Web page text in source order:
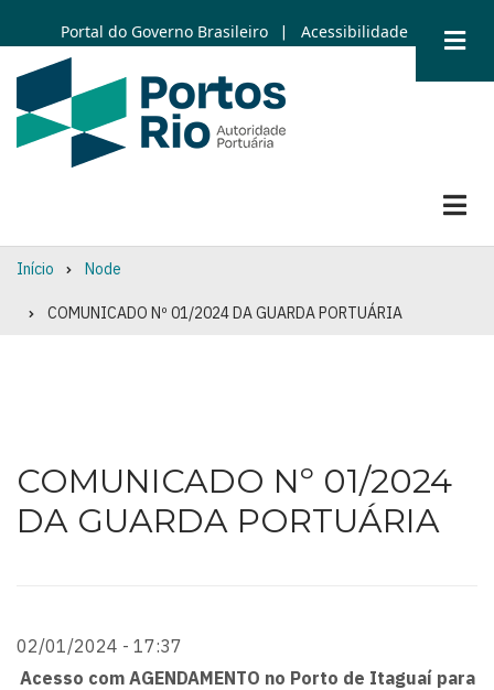
to
main
content
Portal do Governo Brasileiro | Acessibilidade
Breadcrumb
Início Node
COMUNICADO Nº 01/2024 DA GUARDA PORTUÁRIA
COMUNICADO Nº 01/2024
DA GUARDA PORTUÁRIA
02/01/2024 - 17:37
Acesso com AGENDAMENTO no Porto de Itaguaí para